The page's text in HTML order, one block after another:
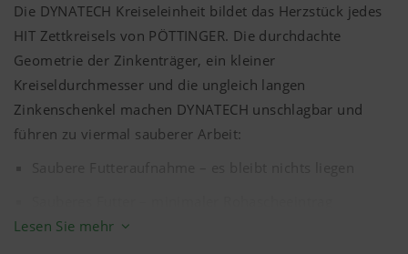
Die DYNATECH Kreiseleinheit bildet das Herzstück jedes
HIT Zettkreisels von PÖTTINGER. Die durchdachte
Geometrie der Zinkenträger, ein kleiner
Kreiseldurchmesser und die ungleich langen
Zinkenschenkel machen DYNATECH unschlagbar und
führen zu viermal sauberer Arbeit:
Sauberes Streubild – homogene Verteilung des Futters
Lesen Sie mehr